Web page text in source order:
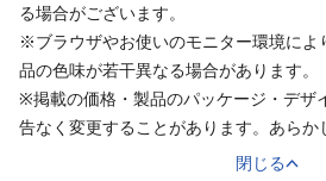
る場合がございます。
※ブラウザやお使いのモニター環境によ
品の色味が若干異なる場合があります。
※掲載の価格・製品のパッケージ・デザ
告なく変更することがあります。あらか
閉じる